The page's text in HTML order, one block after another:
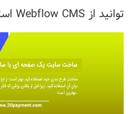
توانید از Webflow CMS استفاده کنید.